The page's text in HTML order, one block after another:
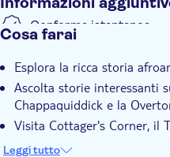
Conferma istantanea
Tour privato
Servizio di pick-up
Trasporto incluso
Cosa farai
Esplora la ricca storia
Ascolta storie interessanti
Chappaquiddick e la
Visita Cottager's Corner, il
Church, tra gli altri
Leggi tutto